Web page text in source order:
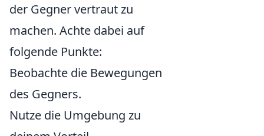
der Gegner vertraut zu
machen. Achte dabei auf
folgende Punkte:
Beobachte die Bewegungen
des Gegners.
Nutze die Umgebung zu